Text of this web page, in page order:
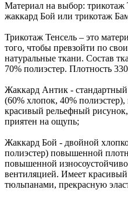
Материал на выбор: трикотаж
жаккард Бой или трикотаж
Трикотаж Тенсель – это
того, чтобы превзойти по
натуральные ткани. Состав
70% полиэстер. Плотность
Жаккард Антик -
(60% хлопок, 40%
красивый рельефный
приятен на ощупь;
Жаккард Бой - двойной
полиэстер) повышенной
повышенной
вентиляцией. Имеет
тюльпанами, прекрасную